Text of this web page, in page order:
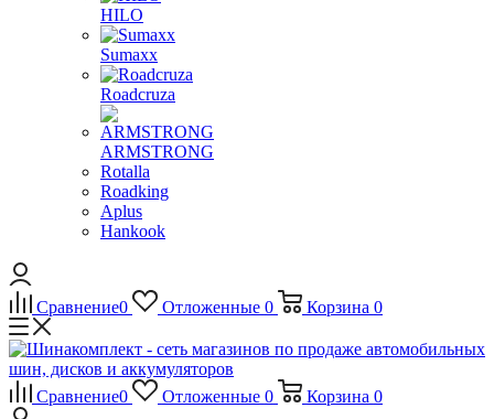
HILO
Sumaxx
Roadcruza
ARMSTRONG
Rotalla
Roadking
Aplus
Hankook
Сравнение0 Отложенные 0 Корзина 0
Сравнение0 Отложенные 0 Корзина 0